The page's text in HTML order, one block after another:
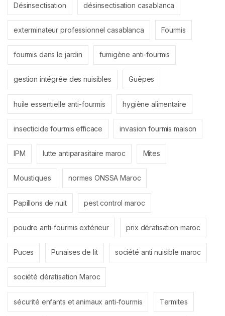
Désinsectisation désinsectisation casablanca
exterminateur professionnel casablanca Fourmis
fourmis dans le jardin fumigène anti-fourmis
gestion intégrée des nuisibles Guêpes
huile essentielle anti-fourmis hygiène alimentaire
insecticide fourmis efficace invasion fourmis maison
IPM lutte antiparasitaire maroc Mites
Moustiques normes ONSSA Maroc
Papillons de nuit pest control maroc
poudre anti-fourmis extérieur prix dératisation maroc
Puces Punaises de lit société anti nuisible maroc
société dératisation Maroc
sécurité enfants et animaux anti-fourmis Termites